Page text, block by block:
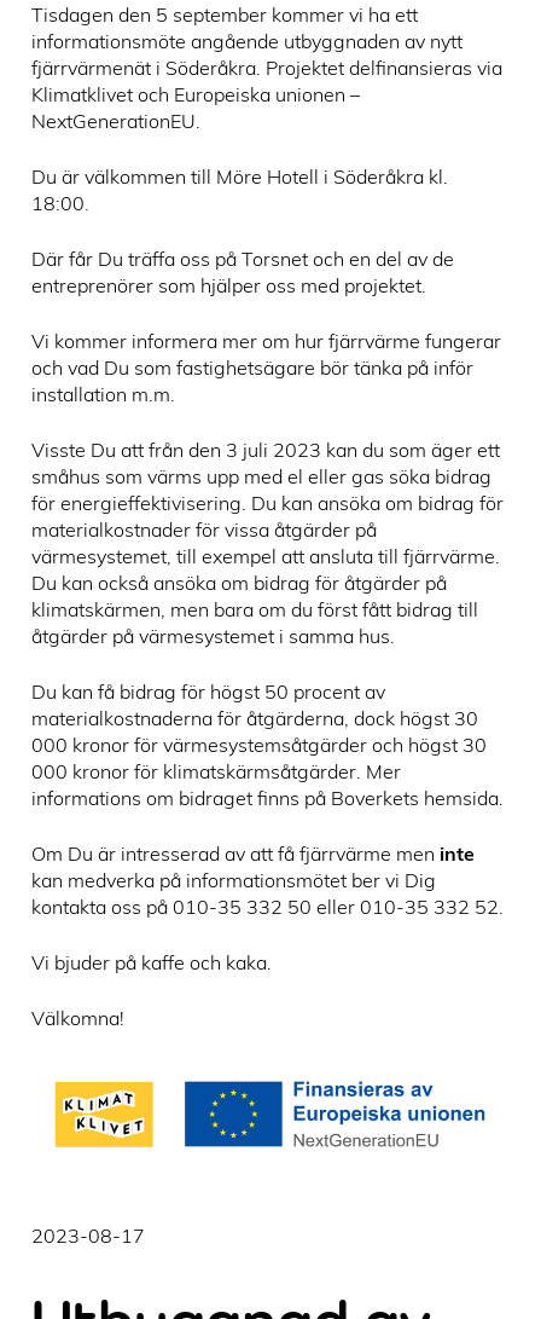
Tisdagen den 5 september kommer vi ha ett
informationsmöte angående utbyggnaden av nytt
fjärrvärmenät i Söderåkra. Projektet delfinansieras via
Klimatklivet och Europeiska unionen –
NextGenerationEU.
Du är välkommen till Möre Hotell i Söderåkra kl.
18:00.
Där får Du träffa oss på Torsnet och en del av de
entreprenörer som hjälper oss med projektet.
Vi kommer informera mer om hur fjärrvärme fungerar
och vad Du som fastighetsägare bör tänka på inför
installation m.m.
Visste Du att från den 3 juli 2023 kan du som äger ett
småhus som värms upp med el eller gas söka bidrag
för energieffektivisering. Du kan ansöka om bidrag för
materialkostnader för vissa åtgärder på
värmesystemet, till exempel att ansluta till fjärrvärme.
Du kan också ansöka om bidrag för åtgärder på
klimatskärmen, men bara om du först fått bidrag till
åtgärder på värmesystemet i samma hus.
Du kan få bidrag för högst 50 procent av
materialkostnaderna för åtgärderna, dock högst 30
000 kronor för värmesystemsåtgärder och högst 30
000 kronor för klimatskärmsåtgärder. Mer
informations om bidraget finns på Boverkets hemsida.
Om Du är intresserad av att få fjärrvärme men inte
kan medverka på informationsmötet ber vi Dig
kontakta oss på 010-35 332 50 eller 010-35 332 52.
Vi bjuder på kaffe och kaka.
Välkomna!
2023-08-17